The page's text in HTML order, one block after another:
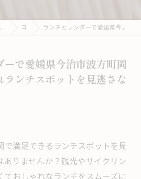
コラム ランチカレンダーで愛媛県今治市波方町岡の旬なおしゃれランチスポットを見逃さない方法
ーで愛媛県今治市波方町岡
ランチスポットを見逃さな
で満足できるランチスポットを見
ありませんか？観光やサイクリン